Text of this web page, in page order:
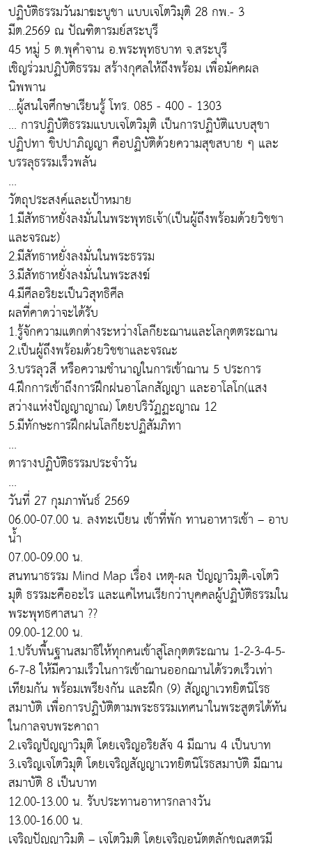
ปฏิบัติธรรมวันมาฆะบูชา แบบเจโตวิมุติ 28 กพ.- 3
มีต.2569 ณ ปัณฑิตารมย์สระบุรี
45 หมู่ 5 ต.พุคำจาน อ.พระพุทธบาท จ.สระบุรี
เชิญร่วมปฏิบัติธรรม สร้างกุศลให้ถึงพร้อม เพื่อมัคคผล
นิพพาน
...ผู้สนใจศึกษาเรียนรู้ โทร. 085 - 400 - 1303
... การปฏิบัติธรรมแบบเจโตวิมุติ เป็นการปฏิบัติแบบสุขา
ปฏิปทา ขิปปาภิญญา คือปฏิบัติด้วยความสุขสบาย ๆ และ
บรรลุธรรมเร็วพลัน
...
วัตถุประสงค์และเป้าหมาย
1.มีสัทธาหยั่งลงมั่นในพระพุทธเจ้า(เป็นผู้ถึงพร้อมด้วยวิชชา
และจรณะ)
2.มีสัทธาหยั่งลงมั่นในพระธรรม
3.มีสัทธาหยั่งลงมั่นในพระสงฆ์
4.มีศีลอริยะเป็นวิสุทธิศีล
ผลที่คาดว่าจะได้รับ
1.รู้จักความแตกต่างระหว่างโลกียะฌานและโลกุตตระฌาน
2.เป็นผู้ถึงพร้อมด้วยวิชชาและจรณะ
3.บรรลุวสี หรือความชำนาญในการเข้าฌาน 5 ประการ
4.ฝึกการเข้าถึงการฝึกฝนอาโลกสัญญา และอาโลโก(แสง
สว่างแห่งปัญญาญาณ) โดยปริวัฏฏะญาณ 12
5.มีทักษะการฝึกฝนโลกียะปฏิสัมภิทา
...
ตารางปฏิบัติธรรมประจำวัน
...
วันที่ 27 กุมภาพันธ์ 2569
06.00-07.00 น. ลงทะเบียน เข้าที่พัก ทานอาหารเช้า – อาบ
น้ำ
07.00-09.00 น.
สนทนาธรรม Mind Map เรื่อง เหตุ-ผล ปัญญาวิมุติ-เจโตวิ
มุติ ธรรมะคืออะไร และแค่ไหนเรียกว่าบุคคลผู้ปฏิบัติธรรมใน
พระพุทธศาสนา ??
09.00-12.00 น.
1.ปรับพื้นฐานสมาธิให้ทุกคนเข้าสู่โลกุตตระฌาน 1-2-3-4-5-
6-7-8 ให้มีความเร็วในการเข้าฌานออกฌานได้รวดเร็วเท่า
เทียมกัน พร้อมเพรียงกัน และฝึก (9) สัญญาเวทยิตนิโรธ
สมาบัติ เพื่อการปฏิบัติตามพระธรรมเทศนาในพระสูตรได้ทัน
ในกาลจบพระคาถา
2.เจริญปัญญาวิมุติ โดยเจริญอริยสัจ 4 มีฌาน 4 เป็นบาท
3.เจริญเจโตวิมุติ โดยเจริญสัญญาเวทยิตนิโรธสมาบัติ มีฌาน
สมาบัติ 8 เป็นบาท
12.00-13.00 น. รับประทานอาหารกลางวัน
13.00-16.00 น.